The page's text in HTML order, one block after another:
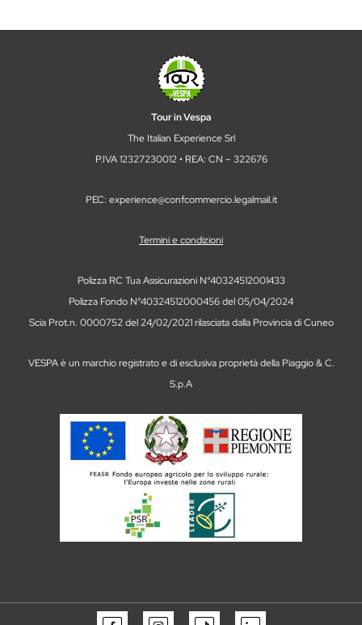
Tour in Vespa
The Italian Experience Srl
P.IVA 12327230012 • REA: CN – 322676
PEC: experience@confcommercio.legalmail.it
Termini e condizioni
Polizza RC Tua Assicurazioni N°40324512001433
Polizza Fondo N°40324512000456 del 05/04/2024
Scia Prot.n. 0000752 del 24/02/2021 rilasciata dalla Provincia di Cuneo
VESPA è un marchio registrato e di esclusiva proprietà della Piaggio & C.
S.p.A